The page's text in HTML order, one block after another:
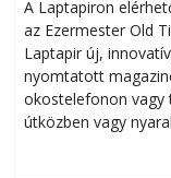
A Laptapiron
az Ezermester Old
Laptapir új,
nyomtatott
okostelefonon vagy
útközben vagy